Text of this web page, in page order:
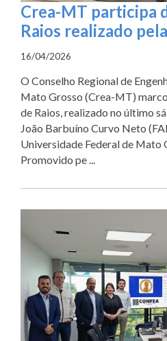
Crea-MT participa
Raios realizado
16/04/2026
O Conselho Regional de
Mato Grosso (Crea-MT)
de Raios, realizado no último
João Barbuíno Curvo Neto
Universidade Federal de Mato
Promovido pe ...